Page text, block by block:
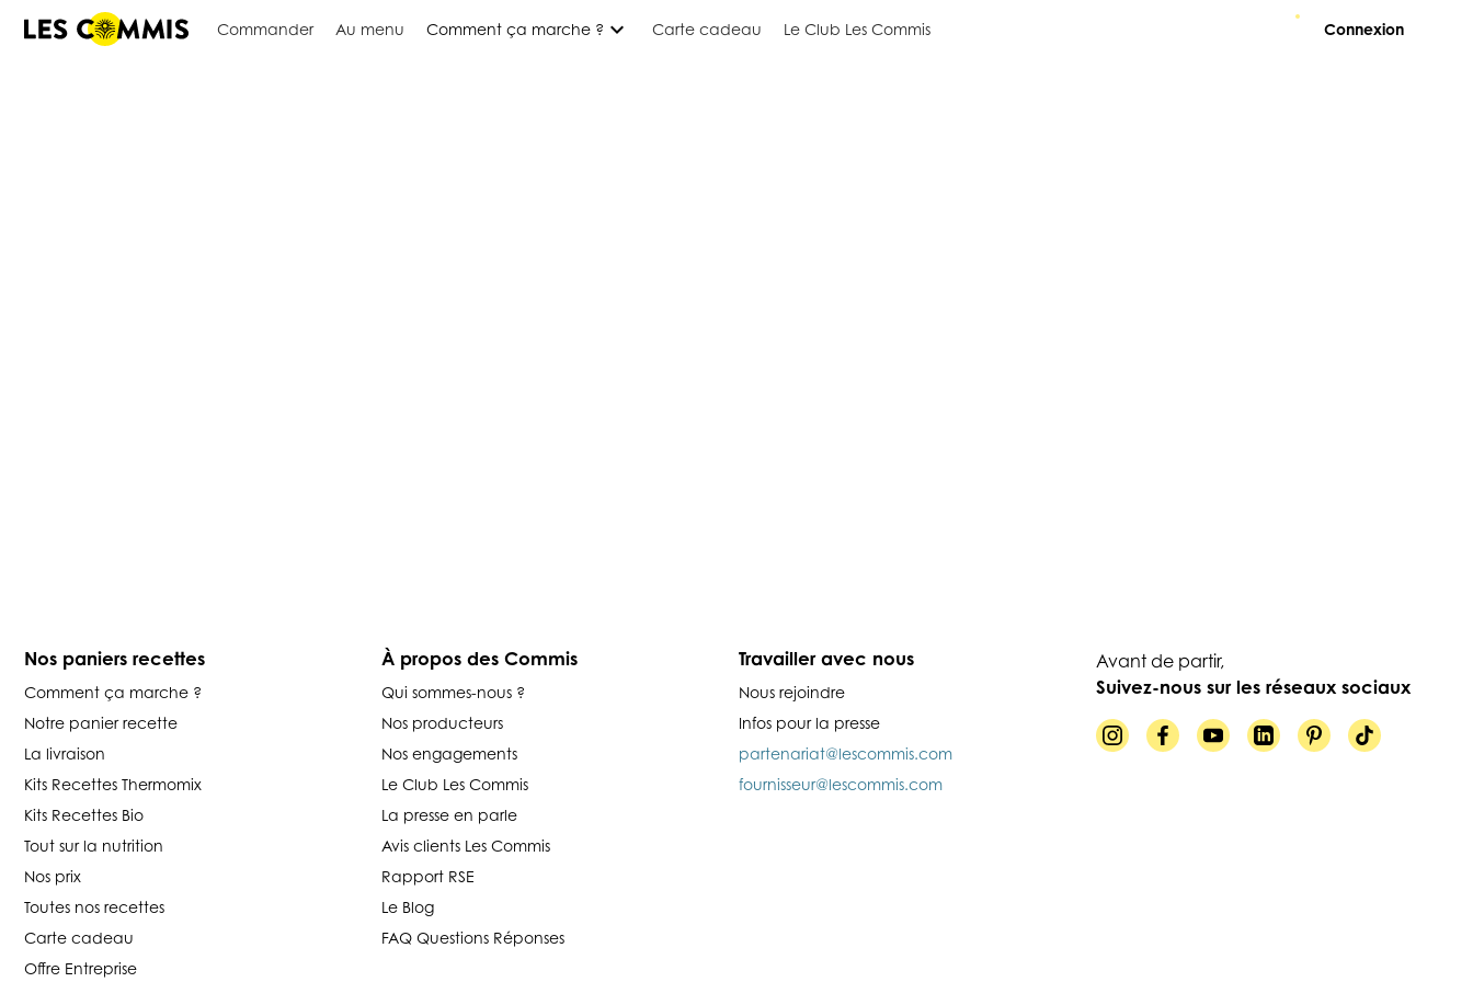
Commander Au menu Comment ça marche ? expand_more Carte cadeau Le Club Les Commis Connexion
Nos paniers recettes
Comment ça marche ?
Notre panier recette
La livraison
Kits Recettes Thermomix
Kits Recettes Bio
Tout sur la nutrition
Nos prix
Toutes nos recettes
Carte cadeau
Offre Entreprise
À propos des Commis
Qui sommes-nous ?
Nos producteurs
Nos engagements
Le Club Les Commis
La presse en parle
Avis clients Les Commis
Rapport RSE
Le Blog
FAQ Questions Réponses
Travailler avec nous
Nous rejoindre
Infos pour la presse
partenariat@lescommis.com
fournisseur@lescommis.com
Avant de partir,
Suivez-nous sur les réseaux sociaux